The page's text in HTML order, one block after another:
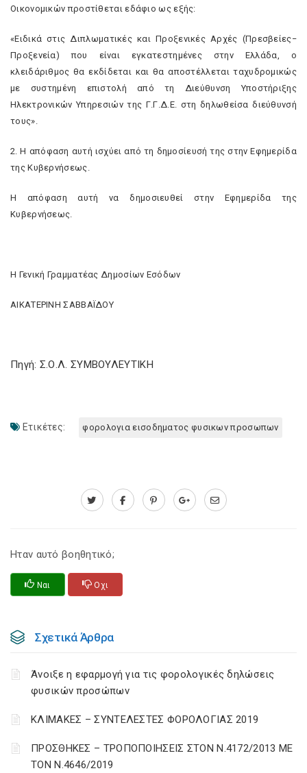
Οικονομικών προστίθεται εδάφιο ως εξής:
«Ειδικά στις Διπλωματικές και Προξενικές Αρχές (Πρεσβείες−
Προξενεία) που είναι εγκατεστημένες στην Ελλάδα, ο
κλειδάριθμος θα εκδίδεται και θα αποστέλλεται ταχυδρομικώς
με συστημένη επιστολή από τη Διεύθυνση Υποστήριξης
Ηλεκτρονικών Υπηρεσιών της Γ.Γ.Δ.Ε. στη δηλωθείσα διεύθυνσή
τους».
2. Η απόφαση αυτή ισχύει από τη δημοσίευσή της στην Εφημερίδα
της Κυβερνήσεως.
Η απόφαση αυτή να δημοσιευθεί στην Εφημερίδα της
Κυβερνήσεως.
Η Γενική Γραμματέας Δημοσίων Εσόδων
ΑΙΚΑΤΕΡΙΝΗ ΣΑΒΒΑΪΔΟΥ
Πηγή: Σ.Ο.Λ. ΣΥΜΒΟΥΛΕΥΤΙΚΗ
Ετικέτες: φορολογια εισοδηματος φυσικων προσωπων
Ηταν αυτό βοηθητικό;
Ναι Οχι
Σχετικά Άρθρα
Άνοιξε η εφαρμογή για τις φορολογικές δηλώσεις
φυσικών προσώπων
ΚΛΙΜΑΚΕΣ – ΣΥΝΤΕΛΕΣΤΕΣ ΦΟΡΟΛΟΓΙΑΣ 2019
ΠΡΟΣΘΗΚΕΣ – ΤΡΟΠΟΠΟΙΗΣΕΙΣ ΣΤΟΝ Ν.4172/2013 ΜΕ
ΤΟΝ Ν.4646/2019